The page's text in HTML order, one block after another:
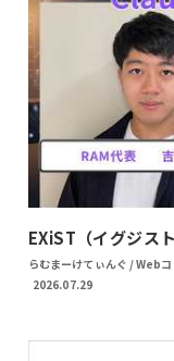
EXiST（イグジス
らむまーけてぃんぐ / Web
2026.07.29